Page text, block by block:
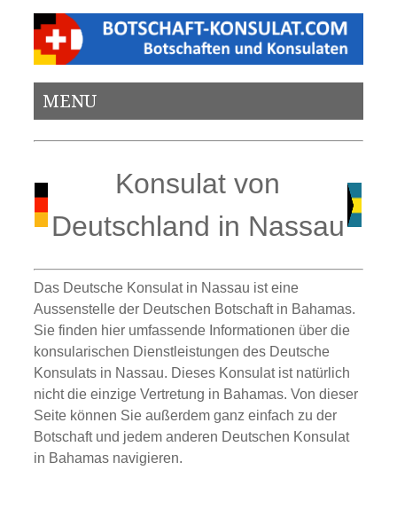
MENU
Konsulat von
Deutschland in Nassau
Das Deutsche Konsulat in Nassau ist eine
Aussenstelle der Deutschen Botschaft in Bahamas.
Sie finden hier umfassende Informationen über die
konsularischen Dienstleistungen des Deutsche
Konsulats in Nassau. Dieses Konsulat ist natürlich
nicht die einzige Vertretung in Bahamas. Von dieser
Seite können Sie außerdem ganz einfach zu der
Botschaft und jedem anderen Deutschen Konsulat
in Bahamas navigieren.